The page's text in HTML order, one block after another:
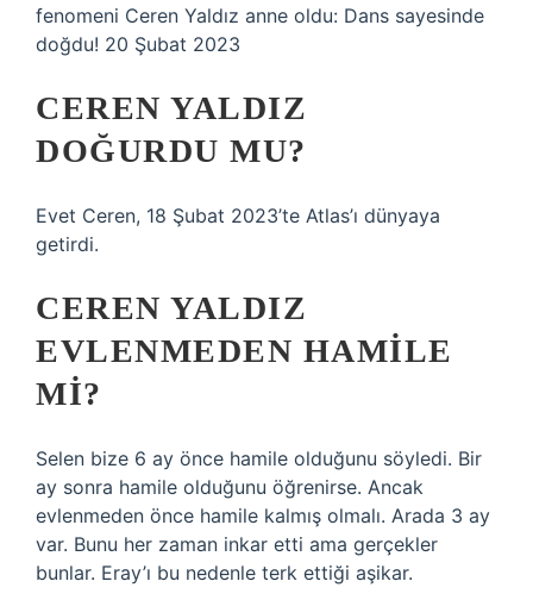
fenomeni Ceren Yaldız anne oldu: Dans sayesinde
doğdu! 20 Şubat 2023
CEREN YALDIZ
DOĞURDU MU?
Evet Ceren, 18 Şubat 2023’te Atlas’ı dünyaya
getirdi.
CEREN YALDIZ
EVLENMEDEN HAMILE
MI?
Selen bize 6 ay önce hamile olduğunu söyledi. Bir
ay sonra hamile olduğunu öğrenirse. Ancak
evlenmeden önce hamile kalmış olmalı. Arada 3 ay
var. Bunu her zaman inkar etti ama gerçekler
bunlar. Eray’ı bu nedenle terk ettiği aşikar.